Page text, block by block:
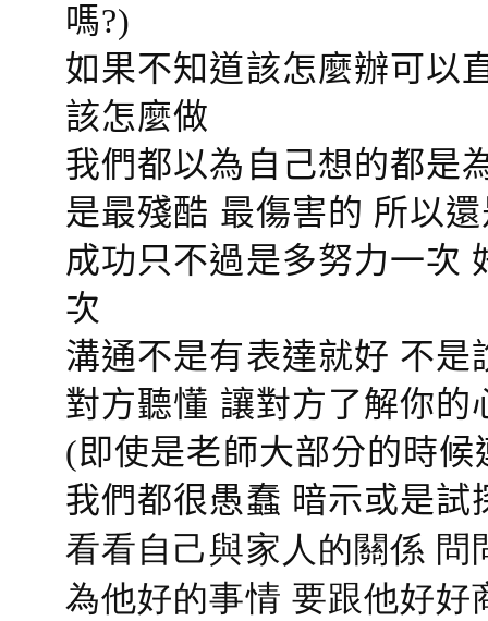
嗎?)
如果不知道該怎麼辦可以
該怎麼做
我們都以為自己想的都是
是最殘酷 最傷害的 所以
成功只不過是多努力一次
次
溝通不是有表達就好 不
對方聽懂 讓對方了解你
(即使是老師大部分的時候
我們都很愚蠢 暗示或是
看看自己與家人的關係
為他好的事情 要跟他好